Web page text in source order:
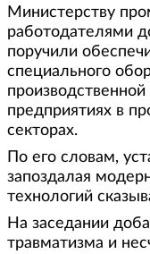
Министерству
работодателями
поручили
специального
предприятиях в
секторах.
По его словам,
запоздалая
технологий
На заседании
травматизма и